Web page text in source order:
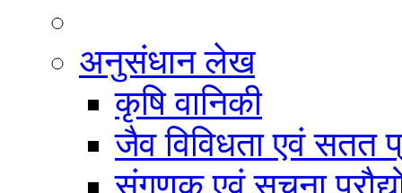
अनुसंधान लेख
कृषि वानिकी
जैव विविधता एवं सतत